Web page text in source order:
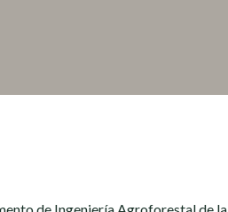
de Ingeniería Agroforestal de la